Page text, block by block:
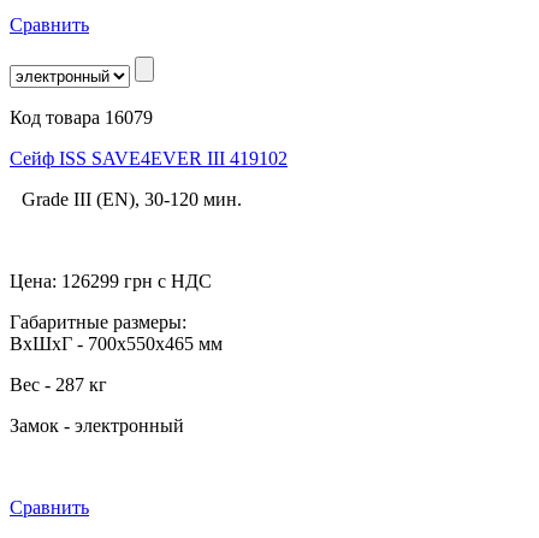
Сравнить
Код товара 16079
Сейф ISS SAVE4EVER III 419102
Grade III (EN), 30-120 мин.
Цена: 126299 грн с НДС
Габаритные размеры:
ВхШхГ - 700x550x465 мм
Вес - 287 кг
Замок - электронный
Сравнить